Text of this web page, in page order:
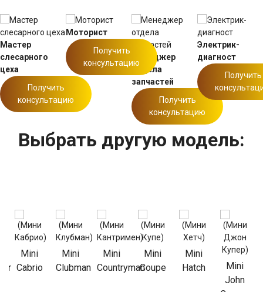
Мастер
слесарного
цеха
Получить
консультацию
Моторист
Получить
консультацию
Менеджер
отдела
запчастей
Получить
консультацию
Электрик-
диагност
Получить
Выбрать другую модель:
Mini
Cabrio
Mini
Clubman
Mini
Countryman
Mini
Coupe
Mini
Hatch
Mini
John